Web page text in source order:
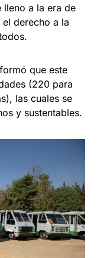
lleno a la era de
derecho a la
que este
(220 para
las cuales se
y sustentables.